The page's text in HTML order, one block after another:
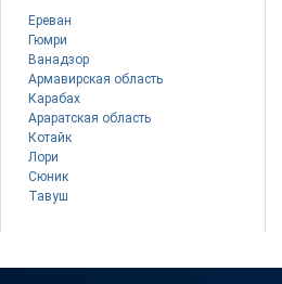
Ереван
Гюмри
Ванадзор
Армавирская область
Карабах
Араратская область
Котайк
Лори
Сюник
Тавуш